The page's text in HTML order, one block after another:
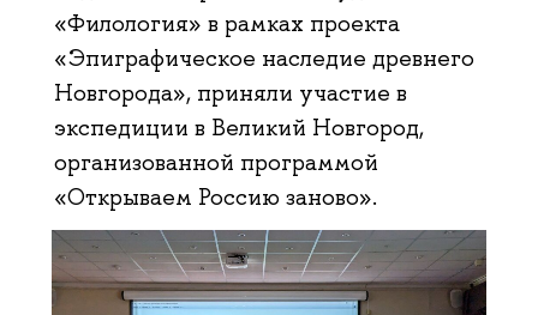
«Филология» в рамках проекта
«Эпиграфическое наследие древнего
Новгорода», приняли участие в
экспедиции в Великий Новгород,
организованной программой
«Открываем Россию заново».